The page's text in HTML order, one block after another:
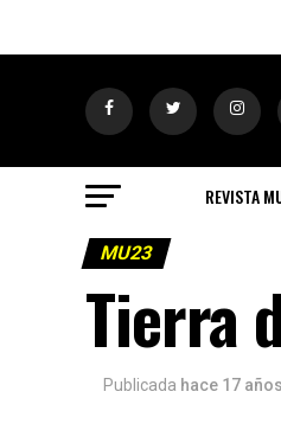
REVISTA
MU23
Tierra
Publicada hace 17 años